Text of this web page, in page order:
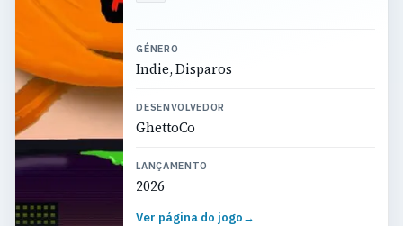
GÉNERO
Indie, Disparos
DESENVOLVEDOR
GhettoCo
LANÇAMENTO
2026
Ver página do jogo→